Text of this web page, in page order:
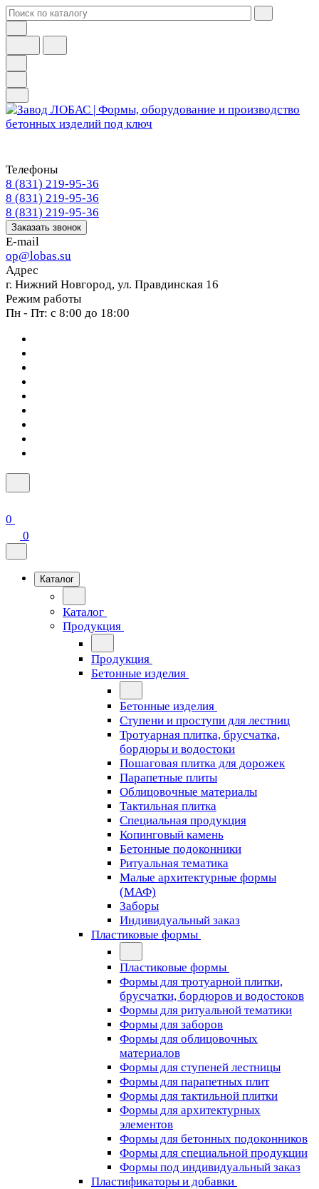
Телефоны
8 (831) 219-95-36
8 (831) 219-95-36
8 (831) 219-95-36
Заказать звонок
E-mail
op@lobas.su
Адрес
г. Нижний Новгород, ул. Правдинская 16
Режим работы
Пн - Пт: с 8:00 до 18:00
0
0
Каталог
Каталог
Продукция
Продукция
Бетонные изделия
Бетонные изделия
Ступени и проступи для лестниц
Тротуарная плитка, брусчатка,
бордюры и водостоки
Пошаговая плитка для дорожек
Парапетные плиты
Облицовочные материалы
Тактильная плитка
Специальная продукция
Копинговый камень
Бетонные подоконники
Ритуальная тематика
Малые архитектурные формы
(МАФ)
Заборы
Индивидуальный заказ
Пластиковые формы
Пластиковые формы
Формы для тротуарной плитки,
брусчатки, бордюров и водостоков
Формы для ритуальной тематики
Формы для заборов
Формы для облицовочных
материалов
Формы для ступеней лестницы
Формы для парапетных плит
Формы для тактильной плитки
Формы для архитектурных
элементов
Формы для бетонных подоконников
Формы для специальной продукции
Формы под индивидуальный заказ
Пластификаторы и добавки